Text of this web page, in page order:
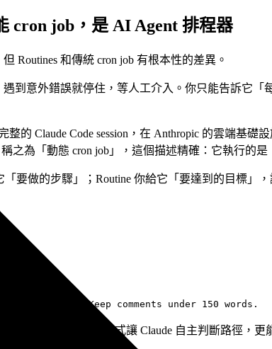
cron job，是 AI Agent 排程器
Routines 和傳統 cron job 有根本性的差異。
遇到意外錯誤就停住，等人工介入。你只能告訴它
整的 Claude Code session，在 Anthropic 的雲端基
之為「動態 cron job」，這個描述精確：它執行的
「要做的步驟」；Routine 你給它「要達到的目標」，
issues.
敗就卡住。第二種方式讓 Claude 自主判斷路徑，更